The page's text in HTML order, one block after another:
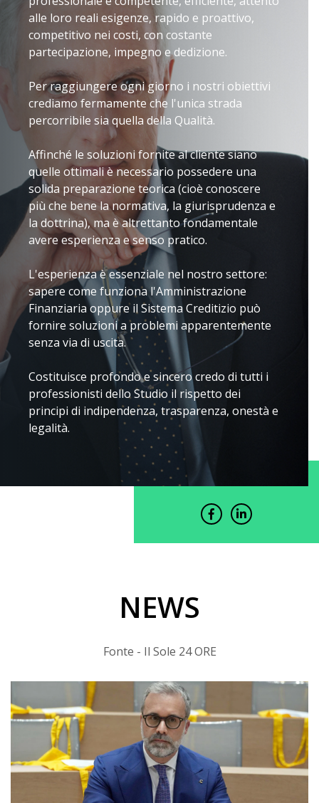
alle loro reali esigenze, rapido e proattivo,
competitivo nei costi, con costante
partecipazione, impegno e dedizione.
Per raggiungere ogni giorno i nostri obiettivi
crediamo fermamente che l'unica strada
percorribile sia quella della Qualità.
Affinché le soluzioni fornite al cliente siano
quelle ottimali è necessario possedere una
solida preparazione teorica (cioè conoscere
più che bene la normativa, la giurisprudenza e
la dottrina), ma è altrettanto fondamentale
avere esperienza e senso pratico.
L'esperienza è essenziale nel nostro settore:
sapere come funziona l'Amministrazione
Finanziaria oppure il Sistema Creditizio può
fornire soluzioni a problemi apparentemente
senza via di uscita.
Costituisce profondo e sincero credo di tutti i
professionisti dello Studio il rispetto dei
principi di indipendenza, trasparenza, onestà e
legalità.
NEWS
Fonte - Il Sole 24 ORE